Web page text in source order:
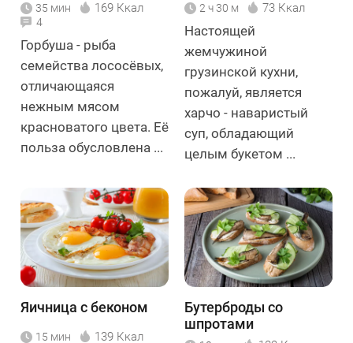
35 мин 169 Ккал
4
Горбуша - рыба
семейства лососёвых,
отличающаяся
нежным мясом
красноватого цвета. Её
польза обусловлена ...
2 ч 30 м 73 Ккал
Настоящей
жемчужиной
грузинской кухни,
пожалуй, является
харчо - наваристый
суп, обладающий
целым букетом ...
Яичница с беконом
15 мин 139 Ккал
Бутерброды со
шпротами